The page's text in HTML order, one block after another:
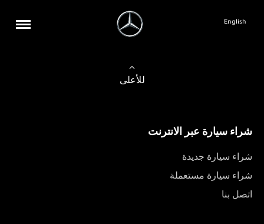
English
للأعلى
شراء سيارة عبر الانترنت
شراء سيارة جديدة
شراء سيارة مستعملة
اتصل بنا